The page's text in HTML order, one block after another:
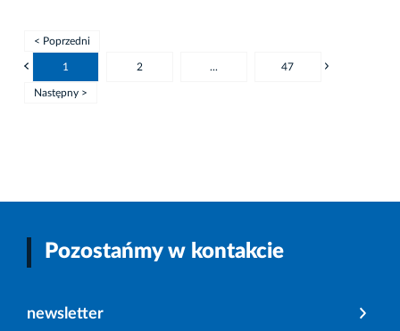
< Poprzedni
1 2 ... 47
Następny >
Pozostańmy w kontakcie
newsletter